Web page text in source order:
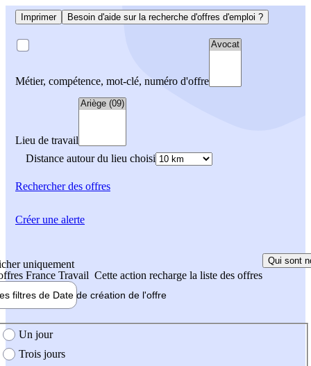
Imprimer Besoin d'aide sur la recherche d'offres d'emploi ?
Métier, compétence, mot-clé, numéro d'offre
Lieu de travail
Distance autour du lieu choisi
Rechercherdes offres
uniquement
France Travail Cette action recharge la liste des offres
Qui sont
filtres de Date de création de l'offre
création de l'offre
Un jour
Trois jours
Créer une alerte